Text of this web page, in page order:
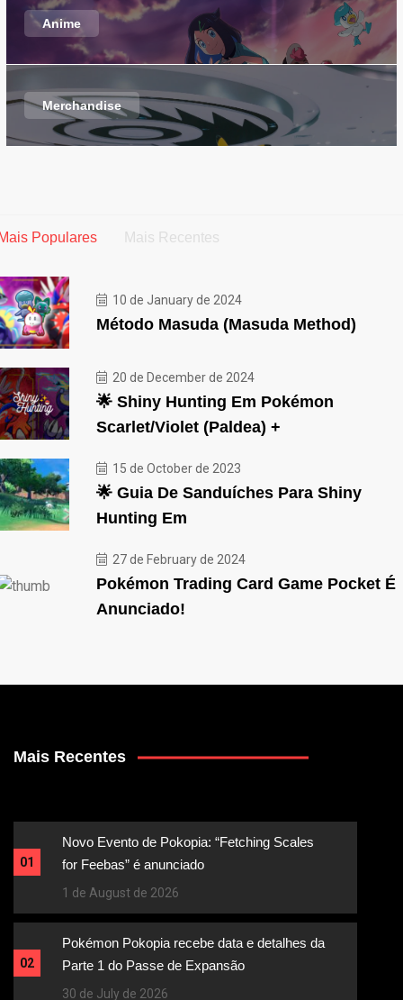
Anime
Merchandise
Populares Mais Recentes
10 de January de 2024
Método Masuda (Masuda Method)
20 de December de 2024
🌟 Shiny Hunting Em Pokémon
Scarlet/Violet (Paldea) +
15 de October de 2023
🌟 Guia De Sanduíches Para Shiny
Hunting Em
27 de February de 2024
Pokémon Trading Card Game Pocket É
Anunciado!
Mais Recentes
01
Novo Evento de Pokopia: “Fetching Scales
for Feebas” é anunciado
1 de August de 2026
02
Pokémon Pokopia recebe data e detalhes da
Parte 1 do Passe de Expansão
30 de July de 2026